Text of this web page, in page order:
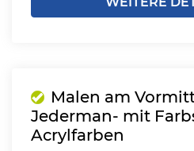
Malen am
Jederman- mit
Acrylfarben